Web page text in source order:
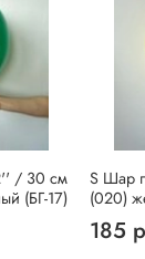
/ 30 см
(БГ-17)
S Шар
(020)
185